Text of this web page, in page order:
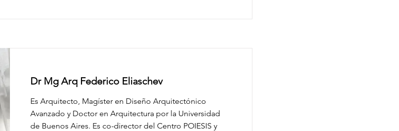
Dr Mg Arq Federico Eliaschev
Es Arquitecto, Magíster en Diseño Arquitectónico
Avanzado y Doctor en Arquitectura por la Universidad
de Buenos Aires. Es co-director del Centro POIESIS y